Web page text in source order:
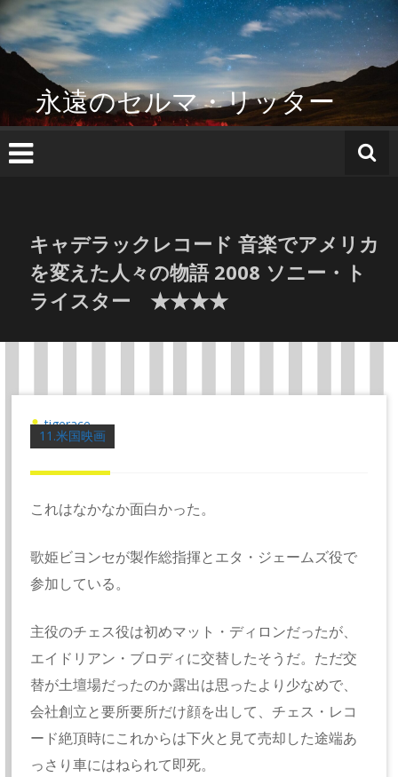
コ
ン
テ
へ
ス
キ
永遠のセルマ・リッター
キャデラックレコード 音楽でアメリカ
を変えた人々の物語 2008 ソニー・ト
ライスター ★★★★
11.米国映画
tigerace
これはなかなか面白かった。
歌姫ビヨンセが製作総指揮とエタ・ジェームズ役で
参加している。
主役のチェス役は初めマット・ディロンだったが、
エイドリアン・ブロディに交替したそうだ。ただ交
替が土壇場だったのか露出は思ったより少なめで、
会社創立と要所要所だけ顔を出して、チェス・レコ
ード絶頂時にこれからは下火と見て売却した途端あ
っさり車にはねられて即死。